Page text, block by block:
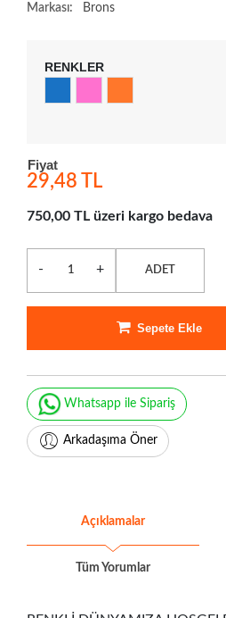
Markası:
Brons
RENKLER
Fiyat
29,48 TL
750,00 TL üzeri kargo bedava
- + ADET
Sepete Ekle
Whatsapp ile Sipariş
Arkadaşıma Öner
Açıklamalar
Tüm Yorumlar